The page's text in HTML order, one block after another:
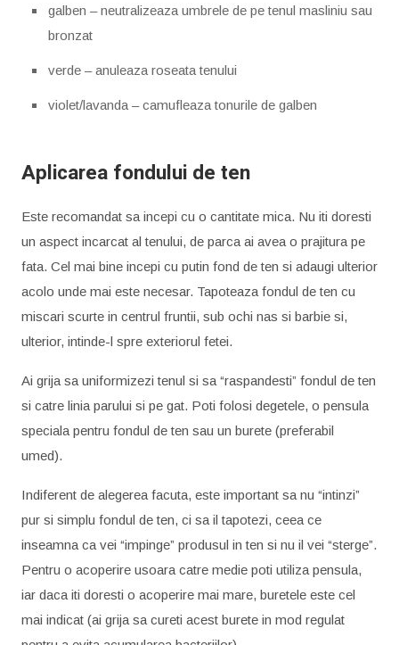
galben – neutralizeaza umbrele de pe tenul masliniu sau
bronzat
verde – anuleaza roseata tenului
violet/lavanda – camufleaza tonurile de galben
Aplicarea fondului de ten
Este recomandat sa incepi cu o cantitate mica. Nu iti doresti
un aspect incarcat al tenului, de parca ai avea o prajitura pe
fata. Cel mai bine incepi cu putin fond de ten si adaugi ulterior
acolo unde mai este necesar. Tapoteaza fondul de ten cu
miscari scurte in centrul fruntii, sub ochi nas si barbie si,
ulterior, intinde-l spre exteriorul fetei.
Ai grija sa uniformizezi tenul si sa “raspandesti” fondul de ten
si catre linia parului si pe gat. Poti folosi degetele, o pensula
speciala pentru fondul de ten sau un burete (preferabil
umed).
Indiferent de alegerea facuta, este important sa nu “intinzi”
pur si simplu fondul de ten, ci sa il tapotezi, ceea ce
inseamna ca vei “impinge” produsul in ten si nu il vei “sterge”.
Pentru o acoperire usoara catre medie poti utiliza pensula,
iar daca iti doresti o acoperire mai mare, buretele este cel
mai indicat (ai grija sa cureti acest burete in mod regulat